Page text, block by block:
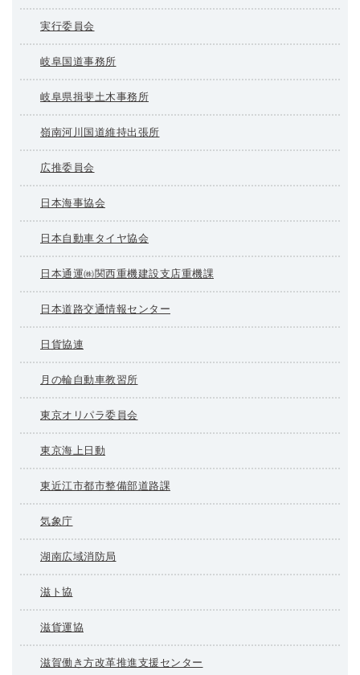
実行委員会
岐阜国道事務所
岐阜県揖斐土木事務所
嶺南河川国道維持出張所
広推委員会
日本海事協会
日本自動車タイヤ協会
日本通運㈱関西重機建設支店重機課
日本道路交通情報センター
日貨協連
月の輪自動車教習所
東京オリパラ委員会
東京海上日動
東近江市都市整備部道路課
気象庁
湖南広域消防局
滋ト協
滋貨運協
滋賀働き方改革推進支援センター